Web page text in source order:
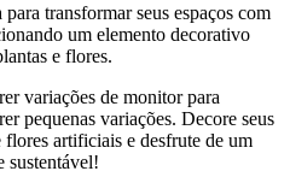
transformar seus espaços com
um elemento decorativo
e flores.
variações de monitor para
pequenas variações. Decore seus
flores artificiais e desfrute de um
sustentável!